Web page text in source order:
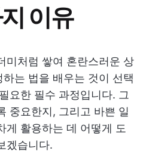
이유
미처럼 쌓여 혼란스러운 상
는 법을 배우는 것이 선택
요한 필수 과정입니다. 그
중요한지, 그리고 바쁜 일
게 활용하는 데 어떻게 도
겠습니다.